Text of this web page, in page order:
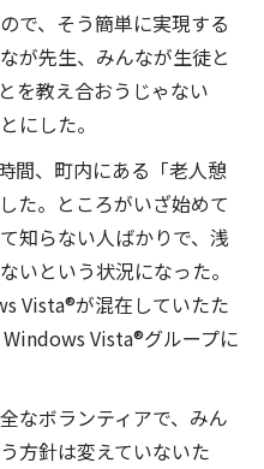
で、そう簡単に実現する
が先生、みんなが生徒と
を教え合おうじゃない
にした。
間、町内にある「老人憩
た。ところがいざ始めて
知らない人ばかりで、浅
いという状況になった。
Vista®が混在していたた
Vista®グループに
なボランティアで、みん
方針は変えていないた